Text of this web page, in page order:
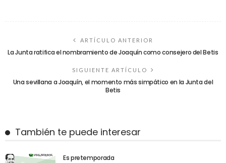
ARTÍCULO ANTERIOR
La Junta ratifica el nombramiento de Joaquín como consejero del Betis
SIGUIENTE ARTÍCULO
Una sevillana a Joaquín, el momento más simpático en la Junta del
Betis
También te puede interesar
Es pretemporada